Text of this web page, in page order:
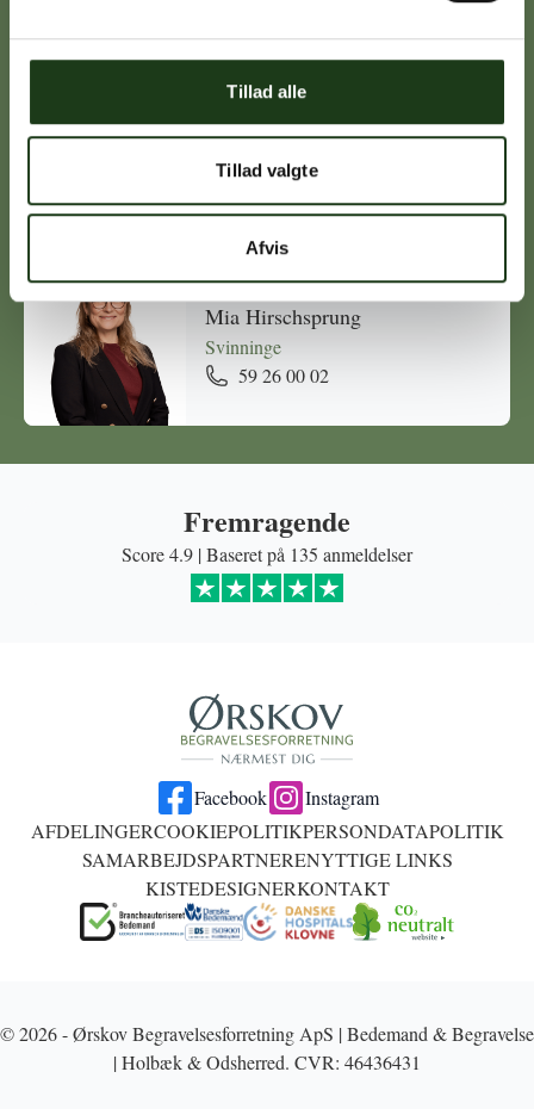
Tillad alle
Tillad valgte
Afvis
Michael Ørskov
Holbæk
Mia Hirschsprung
Svinninge
59 26 00 02
Fremragende
Score 4.9 | Baseret på 135 anmeldelser
Facebook
Instagram
AFDELINGERCOOKIEPOLITIKPERSONDATAPOLITIK
SAMARBEJDSPARTNERENYTTIGE LINKS
KISTEDESIGNERKONTAKT
© 2026 - Ørskov Begravelsesforretning ApS | Bedemand & Begravelse
| Holbæk & Odsherred. CVR: 46436431